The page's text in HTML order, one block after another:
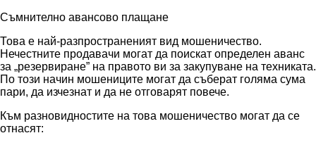
Съмнително авансово плащане
Това е най-разпространеният вид мошеничество.
Нечестните продавачи могат да поискат определен аванс
за „резервиране” на правото ви за закупуване на техниката.
По този начин мошениците могат да съберат голяма сума
пари, да изчезнат и да не отговарят повече.
Към разновидностите на това мошеничество могат да се
отнасят: